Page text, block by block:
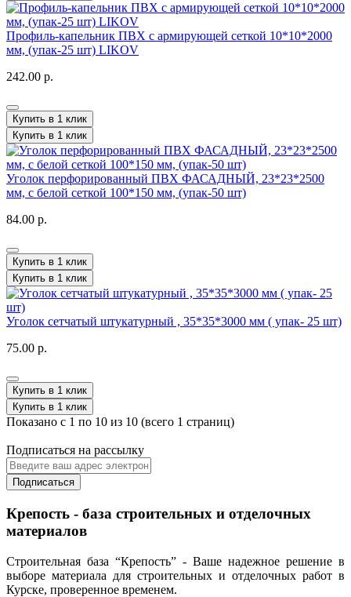
Профиль-капельник ПВХ с армирующей сеткой 10*10*2000
мм, (упак-25 шт) LIKOV
242.00 р.
Купить в 1 клик
Купить в 1 клик
Уголок перфорированный ПВХ ФАСАДНЫЙ, 23*23*2500
мм, с белой сеткой 100*150 мм, (упак-50 шт)
84.00 р.
Купить в 1 клик
Купить в 1 клик
Уголок сетчатый штукатурный , 35*35*3000 мм ( упак- 25 шт)
75.00 р.
Купить в 1 клик
Купить в 1 клик
Показано с 1 по 10 из 10 (всего 1 страниц)
Подписаться на рассылку
Подписаться
Крепость - база строительных и отделочных
материалов
Строительная база “Крепость” - Ваше надежное решение в
выборе материала для строительных и отделочных работ в
Курске, проверенное временем.